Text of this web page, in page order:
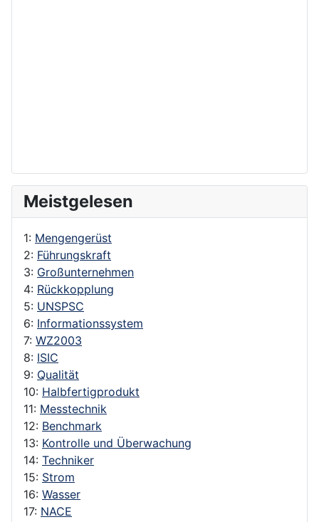
Meistgelesen
1: Mengengerüst
2: Führungskraft
3: Großunternehmen
4: Rückkopplung
5: UNSPSC
6: Informationssystem
7: WZ2003
8: ISIC
9: Qualität
10: Halbfertigprodukt
11: Messtechnik
12: Benchmark
13: Kontrolle und Überwachung
14: Techniker
15: Strom
16: Wasser
17: NACE